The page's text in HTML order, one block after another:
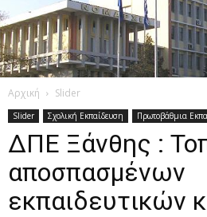
Αρχική Slider
Slider Σχολική Εκπαίδευση Πρωτοβάθμια
ΔΠΕ Ξάνθης :
αποσπασμένων
εκπαιδευτικών